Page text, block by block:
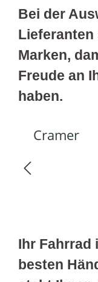
Bei der
Marken,
Freude an
haben.
--
Ihr Fahrrad
besten